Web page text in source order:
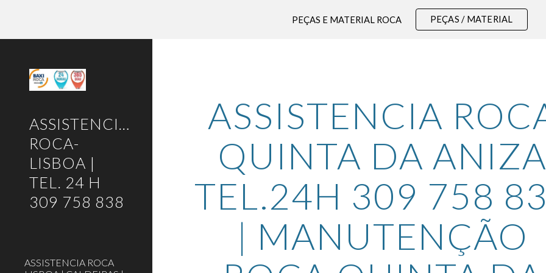
Skip to main content Skip to
PEÇAS E MATERIAL ROCA PEÇAS / MATERIAL
ASSISTENCIA-
ROCA-
LISBOA |
TEL. 24 H
309 758 838
ASSISTENCIA ROCA
ASSISTENCIA
QUINTA DA ANIZA
TEL.24H 309 758
| MANUTENÇÃO